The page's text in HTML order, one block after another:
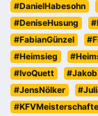
#DanielHabesohn
#DeniseHusung
#FabianGünzel
#Heimsieg
#IvoQuett
#JensNölker